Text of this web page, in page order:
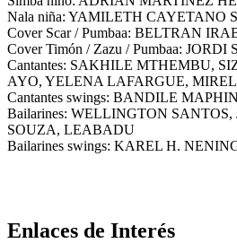
Nala niña: YAMILETH
Cover Scar / Pumbaa: BELTRAN
Cover Timón / Zazu / Pumbaa: JORDI
Cantantes: SAKHILE MTHEMBU,
AYO, YELENA LAFARGUE,
Cantantes swings: BANDILE
Bailarines: WELLINGTON
SOUZA, LEABADU
Bailarines swings: KAREL H.
Enlaces de Interés